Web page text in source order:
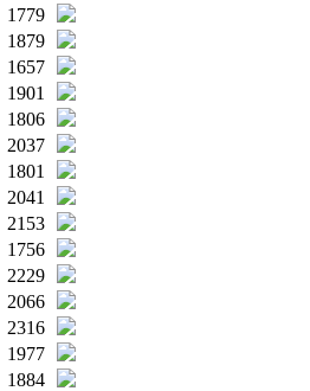
1779
1879
1657
1901
1806
2037
1801
2041
2153
1756
2229
2066
2316
1977
1884